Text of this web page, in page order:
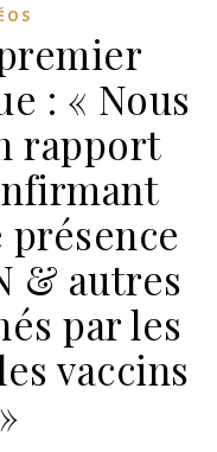
: « Nous
rapport
présence
& autres
par les
vaccins